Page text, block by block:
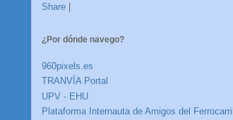
Share |
¿Por dónde navego?
960pixels.es
TRANVÍA Portal
UPV - EHU
Plataforma Internauta de Amigos del Ferrocarril